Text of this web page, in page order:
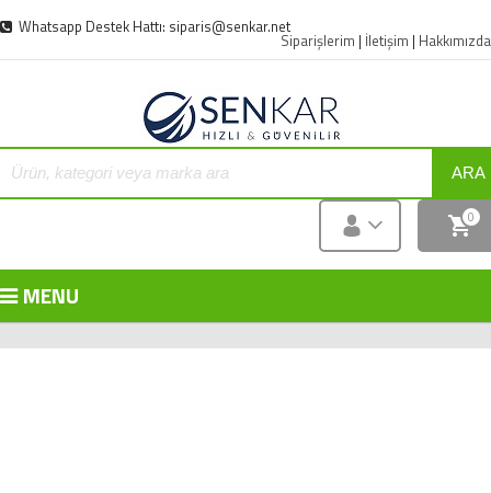
Whatsapp Destek Hattı: siparis@senkar.net
Siparişlerim | İletişim | Hakkımızda
ARA
0
MENU